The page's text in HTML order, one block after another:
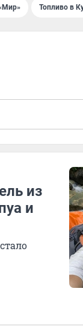
Топливо в
из
и